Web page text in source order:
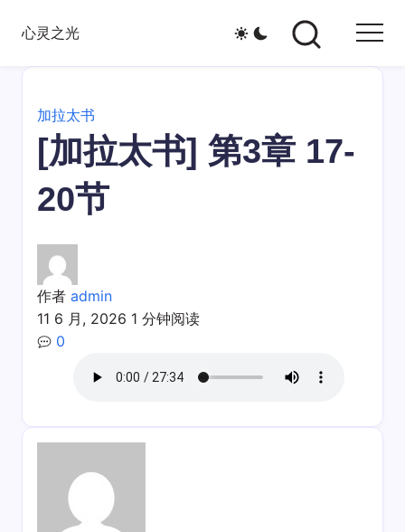
心灵之光
灵
光-加拉太书
[加拉太书] 第3章 17-
20节
作者 admin
11 6 月, 2026 1 分钟阅读
0